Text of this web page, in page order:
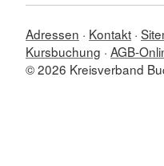
Adressen Kontakt
Kursbuchung AGB-
© 2026 Kreisverband